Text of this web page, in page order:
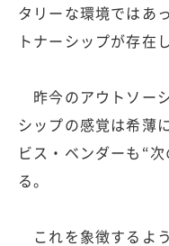
タリーな環境ではあ
トナーシップが存在
昨今のアウトソー
シップの感覚は希薄
ビス・ベンダーも“
る。
これを象徴するよ